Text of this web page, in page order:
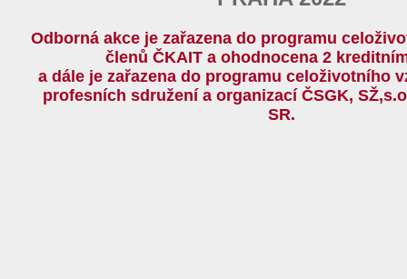
Odborná akce je zařazena do programu
členů ČKAIT a ohodnocena 2
a dále je zařazena do programu celoživotního
profesních sdružení a organizací ČSGK,
SR.